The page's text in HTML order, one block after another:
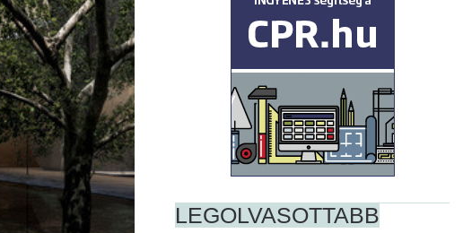
LEGOLVASOTTABB